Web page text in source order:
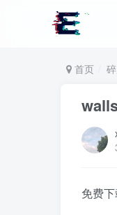
首页
免费